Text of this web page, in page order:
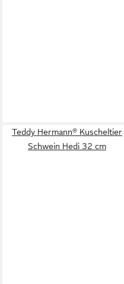
Teddy Hermann® Kuscheltier
Schwein Hedi 32 cm